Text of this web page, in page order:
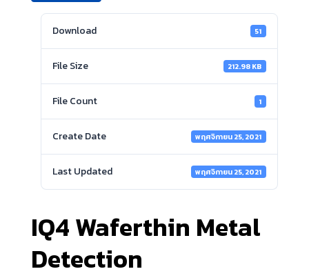
Download 51
File Size 212.98 KB
File Count 1
Create Date พฤศจิกายน 25, 2021
Last Updated พฤศจิกายน 25, 2021
IQ4 Waferthin Metal
Detection